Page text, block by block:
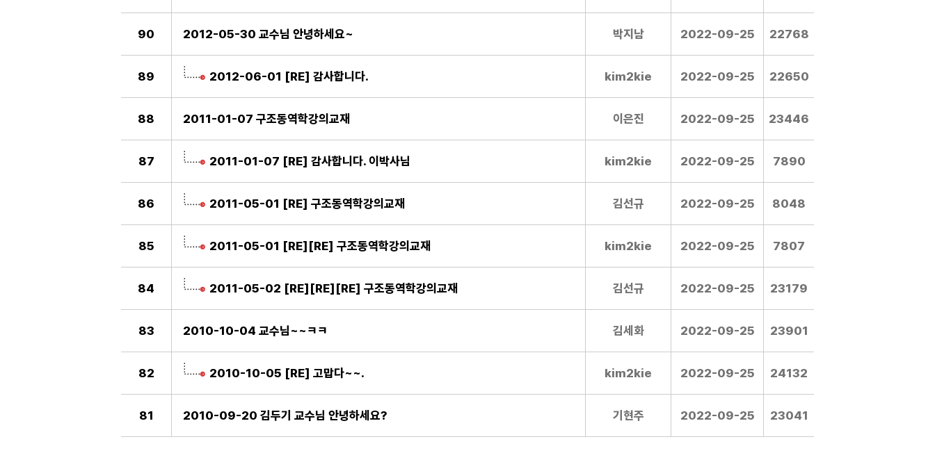
90 2012-05-30 교수님 안녕하세요~ 박지남 2022-09-25 22768
89 2012-06-01 [RE] 감사합니다. kim2kie 2022-09-25 22650
88 2011-01-07 구조동역학강의교재 이은진 2022-09-25 23446
87 2011-01-07 [RE] 감사합니다. 이박사님 kim2kie 2022-09-25 7890
86 2011-05-01 [RE] 구조동역학강의교재 김선규 2022-09-25 8048
85 2011-05-01 [RE][RE] 구조동역학강의교재 kim2kie 2022-09-25 7807
84 2011-05-02 [RE][RE][RE] 구조동역학강의교재 김선규 2022-09-25 23179
83 2010-10-04 교수님~~ㅋㅋ 김세화 2022-09-25 23901
82 2010-10-05 [RE] 고맙다~~. kim2kie 2022-09-25 24132
81 2010-09-20 김두기 교수님 안녕하세요? 기현주 2022-09-25 23041